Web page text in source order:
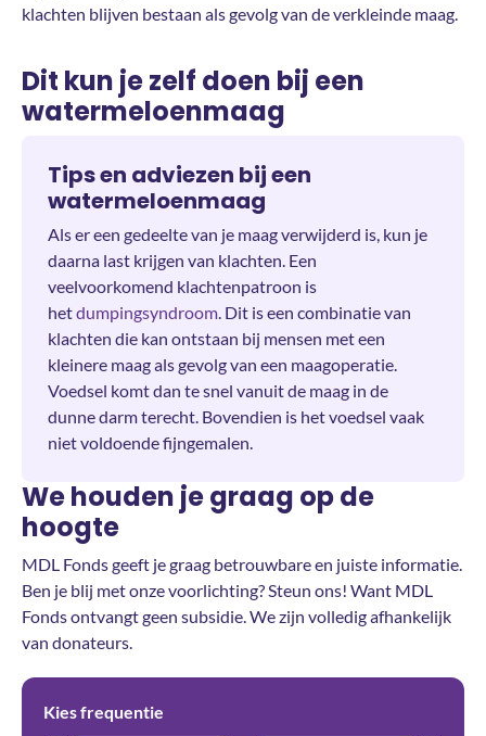
klachten blijven bestaan als gevolg van de verkleinde maag.
Dit kun je zelf doen bij een
watermeloenmaag
Tips en adviezen bij een
watermeloenmaag
Als er een gedeelte van je maag verwijderd is, kun je
daarna last krijgen van klachten. Een
veelvoorkomend klachtenpatroon is
hetdumpingsyndroom . Dit is een combinatie van
klachten die kan ontstaan bij mensen met een
kleinere maag als gevolg van een maagoperatie.
Voedsel komt dan te snel vanuit de maag in de
dunne darm terecht. Bovendien is het voedsel vaak
niet voldoende fijngemalen.
We houden je graag op de
hoogte
MDL Fonds geeft je graag betrouwbare en juiste informatie.
Ben je blij met onze voorlichting? Steun ons! Want MDL
Fonds ontvangt geen subsidie. We zijn volledig afhankelijk
van donateurs.
Kies frequentie